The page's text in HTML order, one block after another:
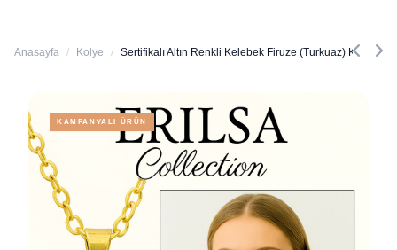
Anasayfa / Kolye / Sertifikalı Altın Renkli Kelebek Firuze (Turkuaz) Kolye –
KAMPANYALI ÜRÜN